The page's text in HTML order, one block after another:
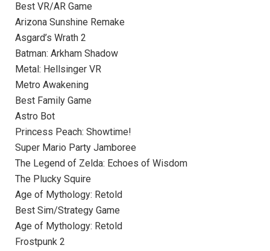
Best VR/AR Game
Arizona Sunshine Remake
Asgard’s Wrath 2
Batman: Arkham Shadow
Metal: Hellsinger VR
Metro Awakening
Best Family Game
Astro Bot
Princess Peach: Showtime!
Super Mario Party Jamboree
The Legend of Zelda: Echoes of Wisdom
The Plucky Squire
Age of Mythology: Retold
Best Sim/Strategy Game
Age of Mythology: Retold
Frostpunk 2